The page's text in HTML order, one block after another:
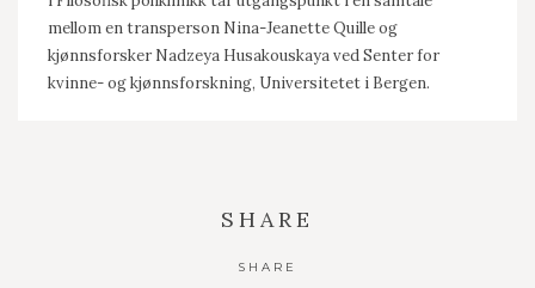
mellom en transperson Nina-Jeanette Quille og
kjønnsforsker Nadzeya Husakouskaya ved Senter for
kvinne- og kjønnsforskning, Universitetet i Bergen.
SHARE
SHARE